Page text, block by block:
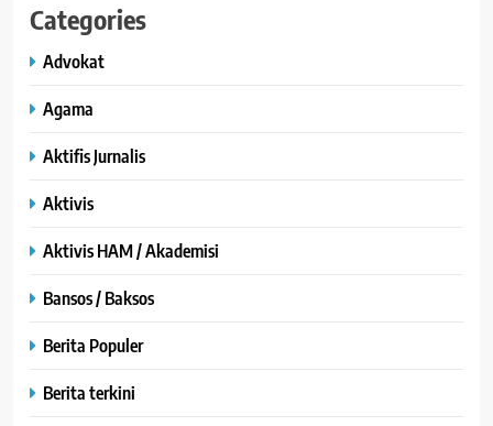
Categories
Advokat
Agama
Aktifis Jurnalis
Aktivis
Aktivis HAM / Akademisi
Bansos / Baksos
Berita Populer
Berita terkini